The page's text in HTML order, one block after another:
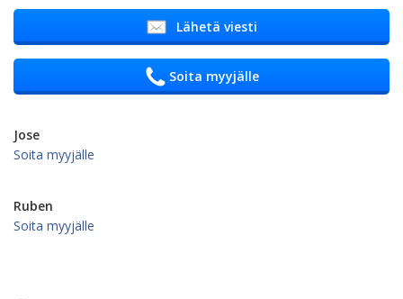
Lähetä viesti
Soita myyjälle
Jose
Soita myyjälle
Ruben
Soita myyjälle